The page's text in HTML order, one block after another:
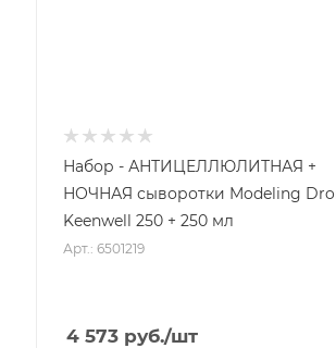
Набор - АНТИЦЕЛЛЮЛИТНАЯ +
НОЧНАЯ сыворотки Modeling
Keenwell 250 + 250 мл
Арт.: 6501219
4 573 руб./шт